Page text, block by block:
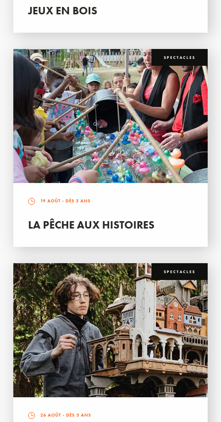
JEUX EN BOIS
SPECTACLES
19 AOÛT - DÈS 3 ANS
LA PÊCHE AUX HISTOIRES
SPECTACLES
26 AOÛT - DÈS 3 ANS